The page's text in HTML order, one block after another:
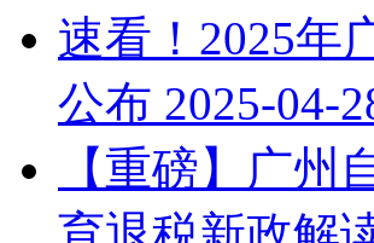
速看！2025年
公布 2025-04-
【重磅】广州